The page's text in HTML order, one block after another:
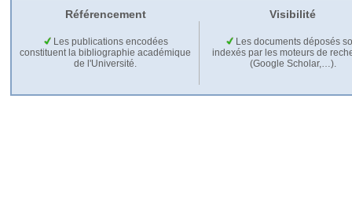
Référencement Visibilité
Les publications encodées
constituent la bibliographie académique
de l'Université.
Les documents déposés
indexés par les moteurs de
(Google Scholar,…).